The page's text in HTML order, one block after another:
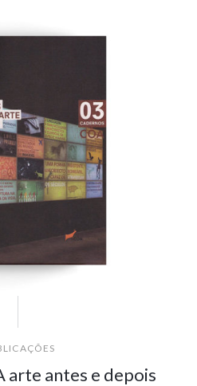
arte antes e depois